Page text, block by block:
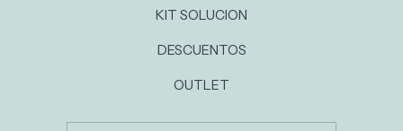
KIT SOLUCION
DESCUENTOS
OUTLET